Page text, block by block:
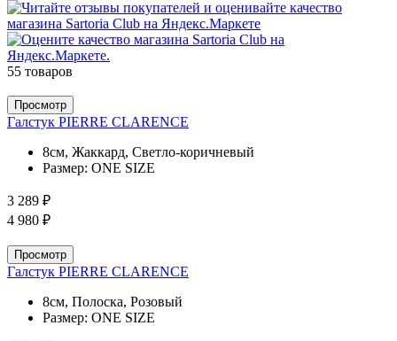
55 товаров
Просмотр
Галстук PIERRE CLARENCE
8см, Жаккард, Светло-коричневый
Размер: ONE SIZE
3 289 ₽
4 980 ₽
Просмотр
Галстук PIERRE CLARENCE
8см, Полоска, Розовый
Размер: ONE SIZE